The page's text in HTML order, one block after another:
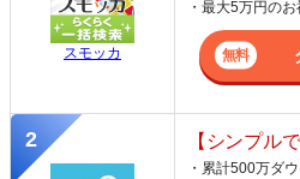
スモッカ
・最大5万円の
【シンプル
・累計500万ダ